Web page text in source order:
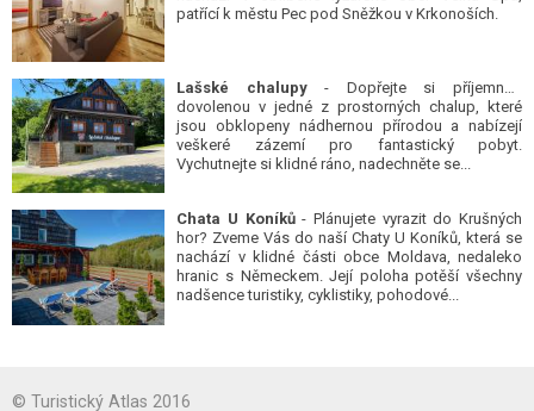
patřící k městu Pec pod Sněžkou v Krkonoších.
Lašské chalupy- Dopřejte si příjemnou
dovolenou v jedné z prostorných chalup, které
jsou obklopeny nádhernou přírodou a nabízejí
veškeré zázemí pro fantastický pobyt.
Vychutnejte si klidné ráno, nadechněte se...
Chata U Koníků- Plánujete vyrazit do Krušných
hor? Zveme Vás do naší Chaty U Koníků, která se
nachází v klidné části obce Moldava, nedaleko
hranic s Německem. Její poloha potěší všechny
nadšence turistiky, cyklistiky, pohodové...
© Turistický Atlas 2016